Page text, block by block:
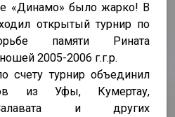
«Динамо» было жарко! В
открытый турнир по
памяти Рината
2005-2006 г.г.р.
счету турнир объединил
из Уфы, Кумертау,
и других